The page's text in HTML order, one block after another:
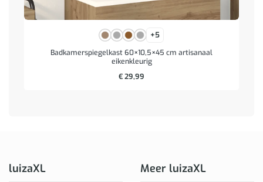
+5
Badkamerspiegelkast 60×10,5×45 cm artisanaal
eikenkleurig
€29,99
luizaXL Meer luizaXL